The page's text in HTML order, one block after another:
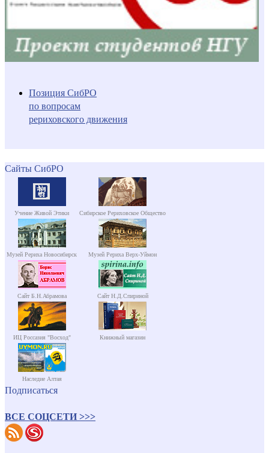
Позиция СибРО
по вопросам
рериховского движения
Сайты СибРО
Учение Живой Этики Сибирское Рериховское Общество
Музей Рериха Новосибирск Музей Рериха Верх-Уймон
Сайт Б.Н.Абрамова Сайт Н.Д.Спириной
ИЦ Россазия "Восход" Книжный магазин
Наследие Алтая
Подписаться
ВСЕ СОЦСЕТИ >>>